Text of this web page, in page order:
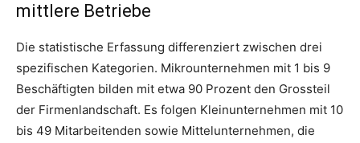
mittlere Betriebe
Die statistische Erfassung differenziert zwischen drei
spezifischen Kategorien. Mikrounternehmen mit 1 bis 9
Beschäftigten bilden mit etwa 90 Prozent den Grossteil
der Firmenlandschaft. Es folgen Kleinunternehmen mit 10
bis 49 Mitarbeitenden sowie Mittelunternehmen, die